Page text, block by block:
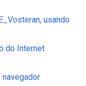
usando
do Internet